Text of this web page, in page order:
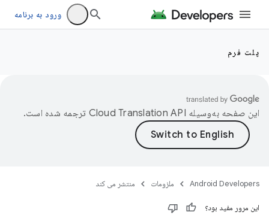
ورود به برنامه
پلت فرم
این صفحه به‌وسیله ترجمه شده است.
Android Developers ملزومات منتشر می کند
این مرور مفید بود؟